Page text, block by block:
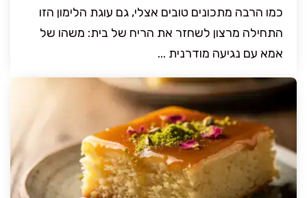
כמו הרבה מתכונים טובים אצלי, גם עוגת הלימון הזו
התחילה מרצון לשחזר את הריח של בית: משהו של
אמא עם נגיעה מודרנית ...